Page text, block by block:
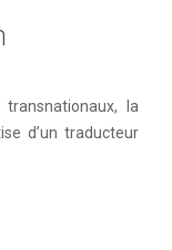
la
d’un traducteur